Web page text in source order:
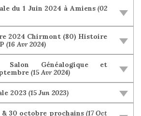
du 1 Juin 2024 à Amiens(02
2024 Chirmont (80) Histoire
(16 Avr 2024)
Salon Généalogique et
(15 Avr 2024)
2023 (15 Jun 2023)
& 30 octobre prochains(17 Oct